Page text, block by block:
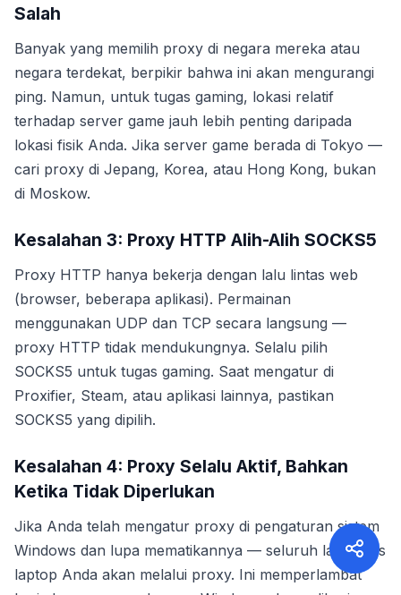
Salah
Banyak yang memilih proxy di negara mereka atau
negara terdekat, berpikir bahwa ini akan mengurangi
ping. Namun, untuk tugas gaming, lokasi relatif
terhadap server game jauh lebih penting daripada
lokasi fisik Anda. Jika server game berada di Tokyo —
cari proxy di Jepang, Korea, atau Hong Kong, bukan
di Moskow.
Kesalahan 3: Proxy HTTP Alih-Alih SOCKS5
Proxy HTTP hanya bekerja dengan lalu lintas web
(browser, beberapa aplikasi). Permainan
menggunakan UDP dan TCP secara langsung —
proxy HTTP tidak mendukungnya. Selalu pilih
SOCKS5 untuk tugas gaming. Saat mengatur di
Proxifier, Steam, atau aplikasi lainnya, pastikan
SOCKS5 yang dipilih.
Kesalahan 4: Proxy Selalu Aktif, Bahkan
Ketika Tidak Diperlukan
Jika Anda telah mengatur proxy di pengaturan sistem
Windows dan lupa mematikannya — seluruh lalu lintas
laptop Anda akan melalui proxy. Ini memperlambat